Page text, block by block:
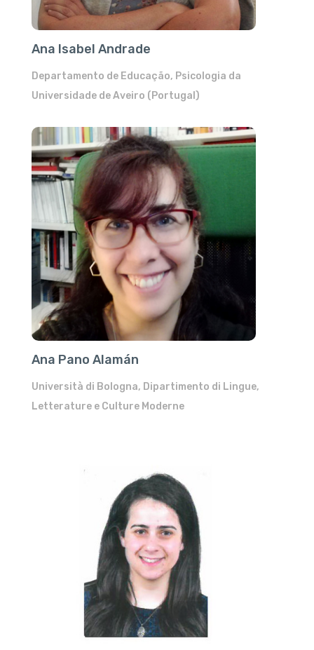
Ana Isabel Andrade
Departamento de Educação, Psicologia da
Universidade de Aveiro (Portugal)
Ana Pano Alamán
Università di Bologna, Dipartimento di Lingue,
Letterature e Culture Moderne